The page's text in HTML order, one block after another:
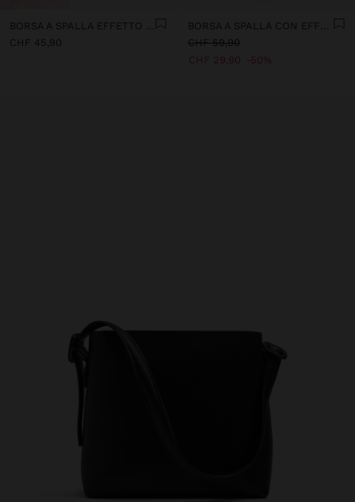
CHF 45,90
CHF 59,90
CHF 29,90
50%